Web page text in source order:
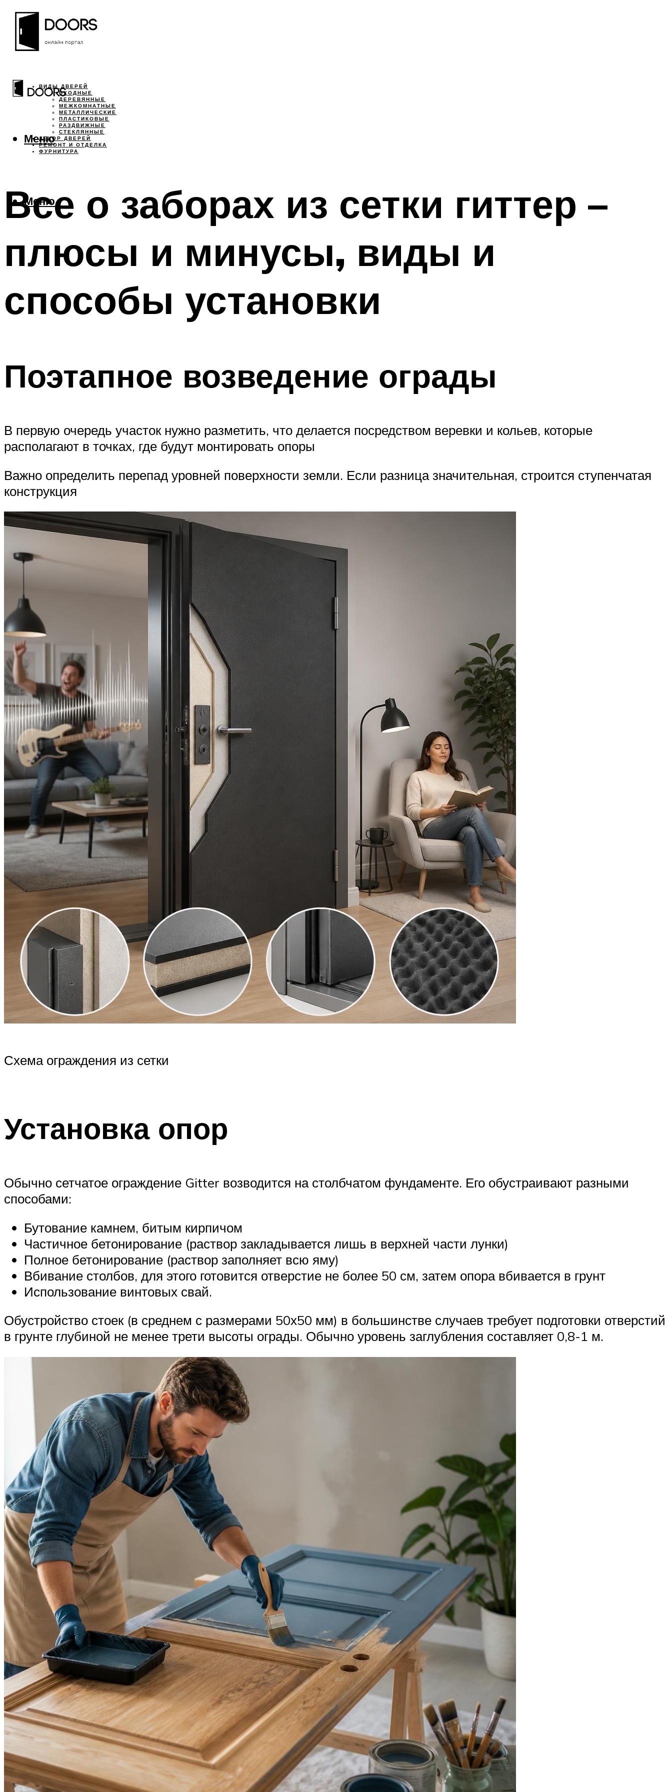
ВИДЫ ДВЕРЕЙ
ВХОДНЫЕ
ДЕРЕВЯННЫЕ
МЕЖКОМНАТНЫЕ
МЕТАЛЛИЧЕСКИЕ
ПЛАСТИКОВЫЕ
РАЗДВИЖНЫЕ
СТЕКЛЯННЫЕ
ДЕКОР ДВЕРЕЙ
РЕМОНТ И ОТДЕЛКА
ФУРНИТУРА
Меню
Меню
Все о заборах из сетки гиттер –
плюсы и минусы, виды и
способы установки
Поэтапное возведение ограды
В первую очередь участок нужно разметить, что делается посредством веревки и кольев, которые
располагают в точках, где будут монтировать опоры
Важно определить перепад уровней поверхности земли. Если разница значительная, строится ступенчатая
конструкция
Схема ограждения из сетки
Установка опор
Обычно сетчатое ограждение Gitter возводится на столбчатом фундаменте. Его обустраивают разными
способами:
Бутование камнем, битым кирпичом
Частичное бетонирование (раствор закладывается лишь в верхней части лунки)
Полное бетонирование (раствор заполняет всю яму)
Вбивание столбов, для этого готовится отверстие не более 50 см, затем опора вбивается в грунт
Использование винтовых свай.
Обустройство стоек (в среднем с размерами 50х50 мм) в большинстве случаев требует подготовки отверстий
в грунте глубиной не менее трети высоты ограды. Обычно уровень заглубления составляет 0,8-1 м.